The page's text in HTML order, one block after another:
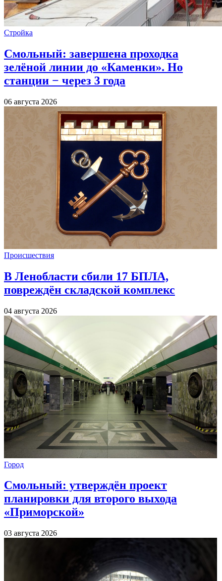
Стройка
Смольный: завершена проходка
зелёной линии до «Каменки». Но
станции − через 3 года
06 августа 2026
Происшествия
В Ленобласти сбили 17 БПЛА,
повреждён складской комплекс
04 августа 2026
Город
Смольный: утверждён проект
планировки для второго выхода
«Приморской»
03 августа 2026